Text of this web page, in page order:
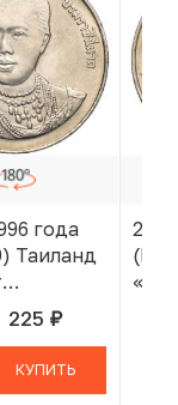
года
Таиланд
и
225 руб.
В КОРЗИНЕ
КУПИТЬ
20
(BE